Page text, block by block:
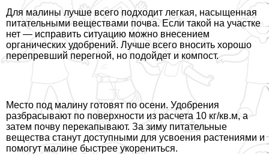
Для малины лучше всего подходит легкая, насыщенная
питательными веществами почва. Если такой на участке
нет — исправить ситуацию можно внесением
органических удобрений. Лучше всего вносить хорошо
перепревший перегной, но подойдет и компост.
Место под малину готовят по осени. Удобрения
разбрасывают по поверхности из расчета 10 кг/кв.м, а
затем почву перекапывают. За зиму питательные
вещества станут доступными для усвоения растениями и
помогут малине быстрее укорениться.